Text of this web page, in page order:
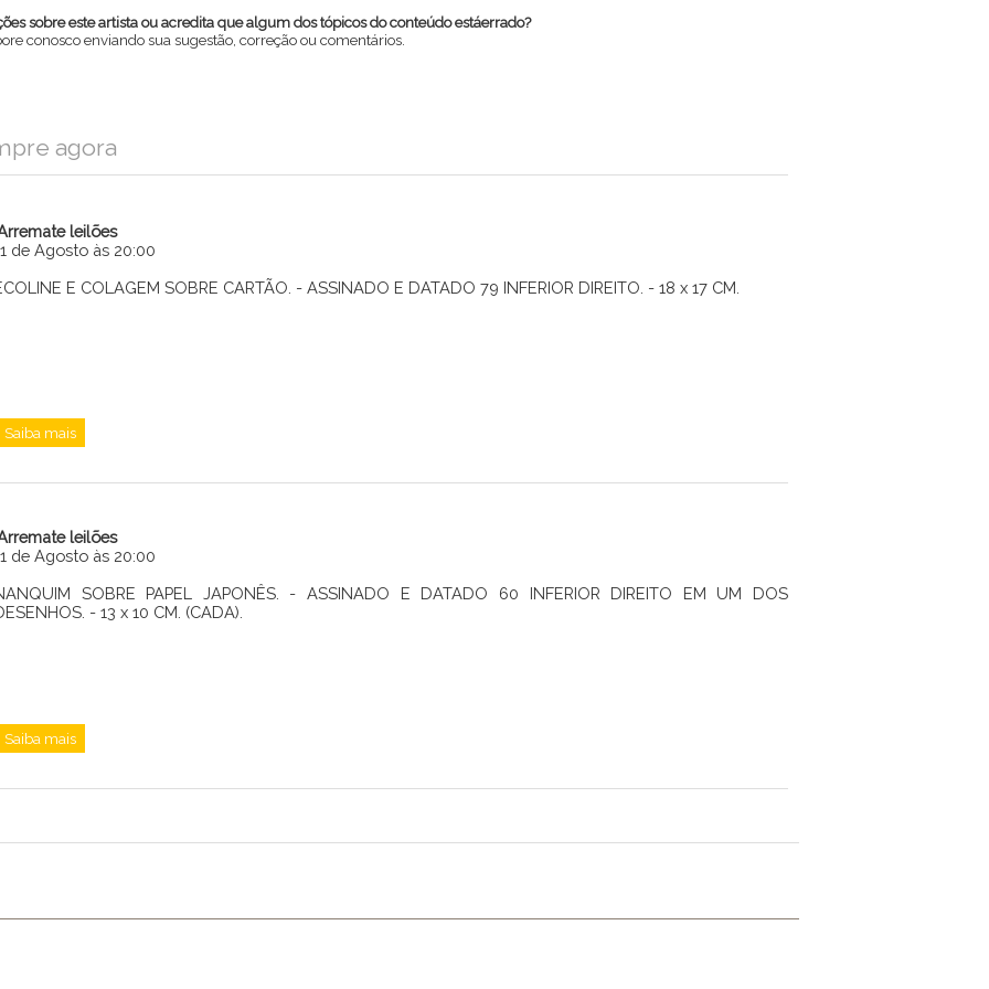
sobre este artista ou acredita que algum dos tópicos do conteúdo estáerrado?
conosco enviando sua sugestão, correção ou comentários.
agora
leilões
de Agosto às 20:00
E COLAGEM SOBRE CARTÃO. - ASSINADO E DATADO 79 INFERIOR DIREITO. - 18 x 17 CM.
Saiba mais
leilões
de Agosto às 20:00
SOBRE PAPEL JAPONÊS. - ASSINADO E DATADO 60 INFERIOR DIREITO EM UM DOS
- 13 x 10 CM. (CADA).
Saiba mais